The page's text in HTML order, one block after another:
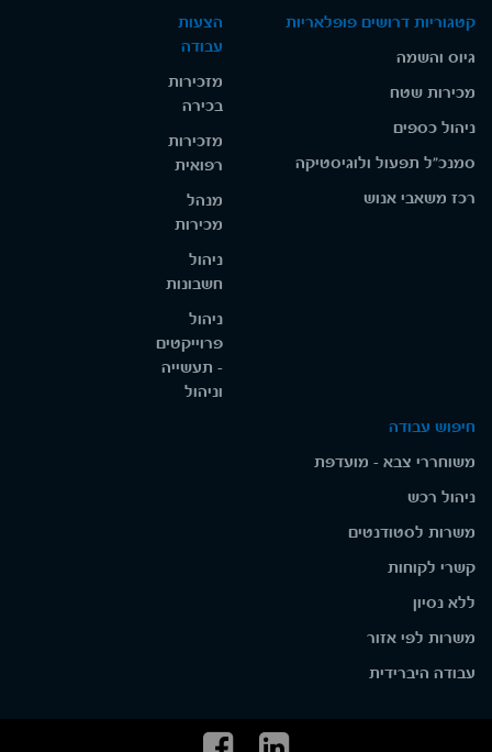
קטגוריות דרושים פופלאריות
גיוס והשמה
מכירות שטח
ניהול כספים
סמנכ"ל תפעול ולוגיסטיקה
רכז משאבי אנוש
הצעות
עבודה
מזכירות
בכירה
מזכירות
רפואית
מנהל
מכירות
ניהול
חשבונות
ניהול
פרוייקטים
- תעשייה
וניהול
חיפוש עבודה
משוחררי צבא - מועדפת
ניהול רכש
משרות לסטודנטים
קשרי לקוחות
ללא נסיון
משרות לפי אזור
עבודה היברידית